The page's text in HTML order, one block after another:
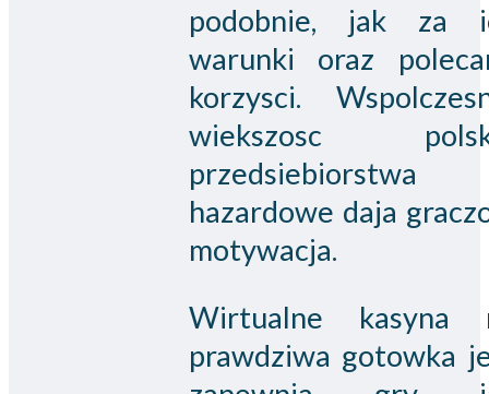
podobnie, jak za
warunki oraz
korzysci.
wiekszosc
przedsiebiorstwa
hazardowe daja
motywacja.
Wirtualne kasyna
prawdziwa gotowka